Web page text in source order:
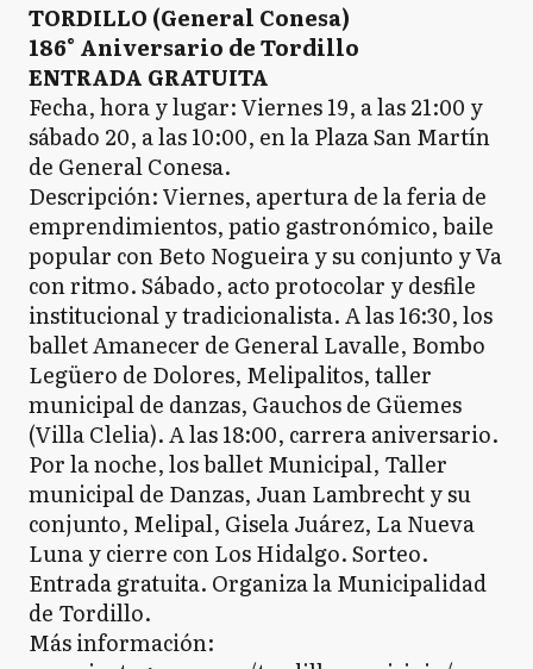
TORDILLO (General Conesa)
186° Aniversario de Tordillo
ENTRADA GRATUITA
Fecha, hora y lugar: Viernes 19, a las 21:00 y
sábado 20, a las 10:00, en la Plaza San Martín
de General Conesa.
Descripción: Viernes, apertura de la feria de
emprendimientos, patio gastronómico, baile
popular con Beto Nogueira y su conjunto y Va
con ritmo. Sábado, acto protocolar y desfile
institucional y tradicionalista. A las 16:30, los
ballet Amanecer de General Lavalle, Bombo
Legüero de Dolores, Melipalitos, taller
municipal de danzas, Gauchos de Güemes
(Villa Clelia). A las 18:00, carrera aniversario.
Por la noche, los ballet Municipal, Taller
municipal de Danzas, Juan Lambrecht y su
conjunto, Melipal, Gisela Juárez, La Nueva
Luna y cierre con Los Hidalgo. Sorteo.
Entrada gratuita. Organiza la Municipalidad
de Tordillo.
Más información: